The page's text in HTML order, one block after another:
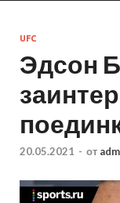
UFC
Эдсон
20.05.2021 - от